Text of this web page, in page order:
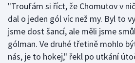
Rychlostní kanoistika
Short track
Sportovní střelba
"Troufám si říct, že Chomutov v
dal o jeden gól víc než my. Byl to
jsme dost šancí, ale měli jsme
gólman. Ve druhé třetině mohlo
nás, je to hokej," řekl po utkání